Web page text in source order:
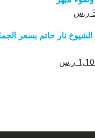
500.00 ر.س.ر.سالسعر
هو:نار حاتم بسعر
ر.سالسعر